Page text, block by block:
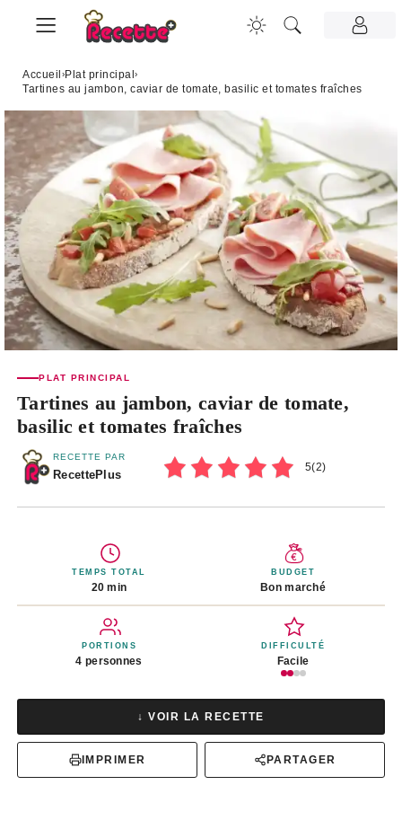
Accueil ›Plat principal ›
Tartines au jambon, caviar de tomate, basilic et tomates fraîches
PLAT PRINCIPAL
Tartines au jambon, caviar de tomate,
basilic et tomates fraîches
RECETTE PAR
RecettePlus
5(2)
TEMPS TOTAL
20 min
BUDGET
Bon marché
PORTIONS
4 personnes
DIFFICULTÉ
Facile
↓ VOIR LA RECETTE
IMPRIMER PARTAGER